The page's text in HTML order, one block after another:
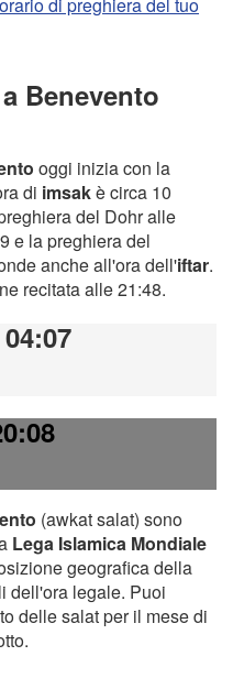
Benevento
oggi inizia con la
di imsakè circa 10
del Dohr alle
e la preghiera del
anche all'ora dell'iftar.
recitata alle 21:48.
(awkat salat) sono
Lega Islamica Mondiale
geografica della
dell'ora legale. Puoi
delle salat per il mese di